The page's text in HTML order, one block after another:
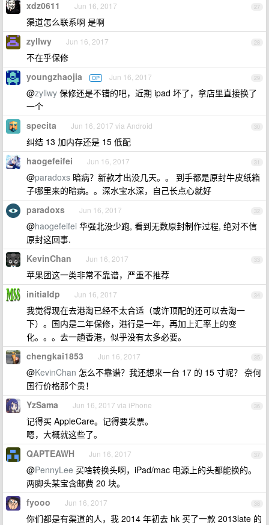
27
xdz0611 Jun 16, 2017
渠道怎么联系啊 是啊
28
zyllwy Jun 16, 2017
不在乎保修
29
youngzhaojia OP Jun 16, 2017
@zyllwy 保修还是不错的吧，近期 ipad 坏了，拿店里直接换了
一个
30
specita Jun 16, 2017 via Android
纠结 13 加内存还是 15 低配
31
haogefeifei Jun 16, 2017
@paradoxs 暗病？新款才出没几天。。 到手都是原封牛皮纸箱
子哪里来的暗病。。深水宝水深，自己长点心就好
32
paradoxs Jun 16, 2017
@haogefeifei 华强北没少跑, 看到无数原封制作过程, 绝对不信
原封这回事.
33
KevinChan Jun 16, 2017
苹果团这一类非常不靠谱，严重不推荐
34
initialdp Jun 16, 2017
我觉得现在去港淘已经不太合适（或许顶配的还可以去淘一
下）。国内是二年保修，港行是一年，再加上汇率上的变
化。。。去一趟香港，似乎没有太多必要。
35
chengkai1853 Jun 16, 2017
@KevinChan 怎么不靠谱？我还想来一台 17 的 15 寸呢？ 奈何
国行价格那个贵！
36
YzSama Jun 16, 2017 via iPhone
记得买 AppleCare。记得要发票。
嗯，大概就这些了。
37
QAPTEAWH Jun 16, 2017
@PennyLee 买啥转换头啊，iPad/mac 电源上的头都能换的。
两脚头某宝含邮费 20 块。
38
fyooo Jun 16, 2017
你们都是有渠道的人，我 2014 年初去 hk 买了一款 2013late 的